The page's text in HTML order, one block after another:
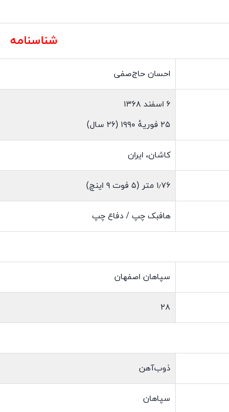
شناسنامه
احسان حاج‌صفی
۶ اسفند ۱۳۶۸
۲۵ فوریهٔ ۱۹۹۰ ‏(۲۶ سال)
کاشان، ایران
۱٫۷۶ متر (۵ فوت ۹ اینچ)
هافبک چپ / دفاع چپ
سپاهان اصفهان
۲۸
ذوب‌آهن
سپاهان